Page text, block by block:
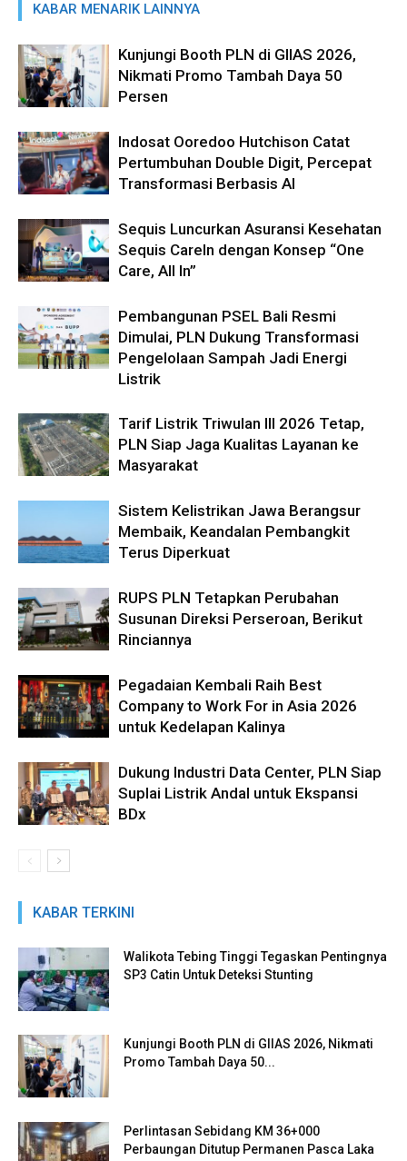
KABAR MENARIK LAINNYA
Kunjungi Booth PLN di GIIAS 2026,
Nikmati Promo Tambah Daya 50
Persen
Indosat Ooredoo Hutchison Catat
Pertumbuhan Double Digit, Percepat
Transformasi Berbasis AI
Sequis Luncurkan Asuransi Kesehatan
Sequis CareIn dengan Konsep “One
Care, All In”
Pembangunan PSEL Bali Resmi
Dimulai, PLN Dukung Transformasi
Pengelolaan Sampah Jadi Energi
Listrik
Tarif Listrik Triwulan III 2026 Tetap,
PLN Siap Jaga Kualitas Layanan ke
Masyarakat
Sistem Kelistrikan Jawa Berangsur
Membaik, Keandalan Pembangkit
Terus Diperkuat
RUPS PLN Tetapkan Perubahan
Susunan Direksi Perseroan, Berikut
Rinciannya
Pegadaian Kembali Raih Best
Company to Work For in Asia 2026
untuk Kedelapan Kalinya
Dukung Industri Data Center, PLN Siap
Suplai Listrik Andal untuk Ekspansi
BDx
KABAR TERKINI
Walikota Tebing Tinggi Tegaskan Pentingnya
SP3 Catin Untuk Deteksi Stunting
Kunjungi Booth PLN di GIIAS 2026, Nikmati
Promo Tambah Daya 50...
Perlintasan Sebidang KM 36+000
Perbaungan Ditutup Permanen Pasca Laka